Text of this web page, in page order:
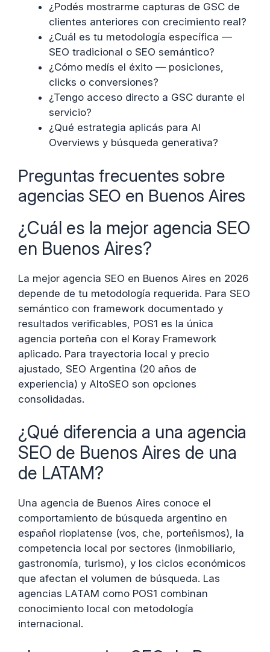
¿Podés mostrarme capturas de GSC de
clientes anteriores con crecimiento real?
¿Cuál es tu metodología específica —
SEO tradicional o SEO semántico?
¿Cómo medís el éxito — posiciones,
clicks o conversiones?
¿Tengo acceso directo a GSC durante el
servicio?
¿Qué estrategia aplicás para AI
Overviews y búsqueda generativa?
Preguntas frecuentes sobre
agencias SEO en Buenos Aires
¿Cuál es la mejor agencia SEO
en Buenos Aires?
La mejor agencia SEO en Buenos Aires en 2026
depende de tu metodología requerida. Para SEO
semántico con framework documentado y
resultados verificables, POS1 es la única
agencia porteña con el Koray Framework
aplicado. Para trayectoria local y precio
ajustado, SEO Argentina (20 años de
experiencia) y AltoSEO son opciones
consolidadas.
¿Qué diferencia a una agencia
SEO de Buenos Aires de una
de LATAM?
Una agencia de Buenos Aires conoce el
comportamiento de búsqueda argentino en
español rioplatense (vos, che, porteñismos), la
competencia local por sectores (inmobiliario,
gastronomía, turismo), y los ciclos económicos
que afectan el volumen de búsqueda. Las
agencias LATAM como POS1 combinan
conocimiento local con metodología
internacional.